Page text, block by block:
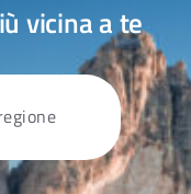
vicina a te